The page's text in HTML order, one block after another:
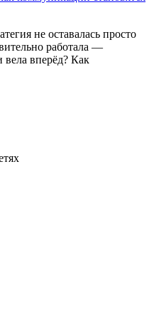
не оставалась просто
работала —
вела вперёд? Как